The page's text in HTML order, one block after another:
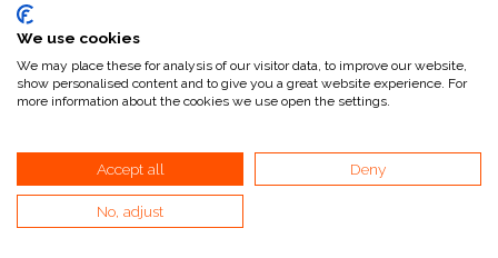
attualmente non a magazzino
Riferimento interno:GA6662914016
ASPETTO DI UNA CARTA BARITATA
TRADIZIONALE
We use cookies
We may place these for analysis of our visitor data, to improve our website,
show personalised content and to give you a great website experience. For
more information about the cookies we use open the settings.
Accept all Deny
No, adjust